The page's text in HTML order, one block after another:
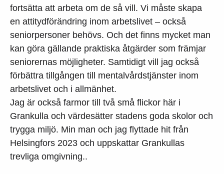
fortsätta att arbeta om de så vill. Vi måste skapa
en attitydförändring inom arbetslivet – också
seniorpersoner behövs. Och det finns mycket man
kan göra gällande praktiska åtgärder som främjar
seniorernas möjligheter. Samtidigt vill jag också
förbättra tillgången till mentalvårdstjänster inom
arbetslivet och i allmänhet.
Jag är också farmor till två små flickor här i
Grankulla och värdesätter stadens goda skolor och
trygga miljö. Min man och jag flyttade hit från
Helsingfors 2023 och uppskattar Grankullas
trevliga omgivning..